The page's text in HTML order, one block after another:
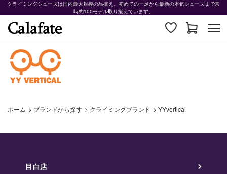
クライミングシューズは国内最大規模の品揃え。初めての一足から最新の本気シューズまで常
時約100モデル取り揃えています。
ホーム > ブランドから探す > クライミングブランド > YYvertical
目白店